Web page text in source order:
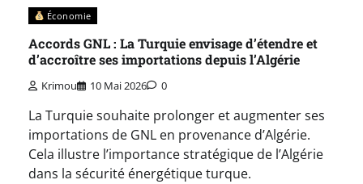
Économie
Accords GNL : La Turquie envisage d’étendre et
d’accroître ses importations depuis l’Algérie
Krimou 10 Mai 2026 0
La Turquie souhaite prolonger et augmenter ses
importations de GNL en provenance d’Algérie.
Cela illustre l’importance stratégique de l’Algérie
dans la sécurité énergétique turque.